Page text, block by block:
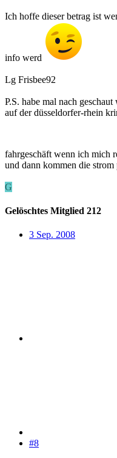
Ich hoffe dieser betrag ist
info werd
Lg Frisbee92
P.S. habe mal nach
auf der düsseldorfer-rhein
fahrgeschäft wenn ich mich
und dann kommen die
G
Gelöschtes Mitglied 212
3 Sep. 2008
#8